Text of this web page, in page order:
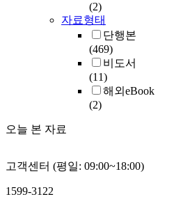
(2)
자료형태
단행본
(469)
비도서
(11)
해외eBook
(2)
오늘 본 자료
고객센터 (평일: 09:00~18:00)
1599-3122